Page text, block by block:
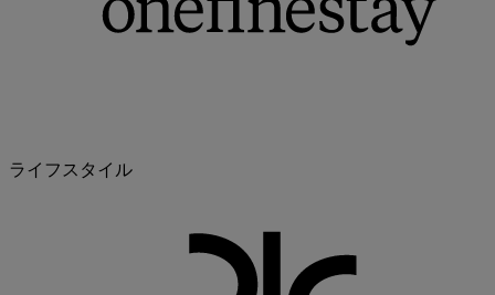
ライフスタイル